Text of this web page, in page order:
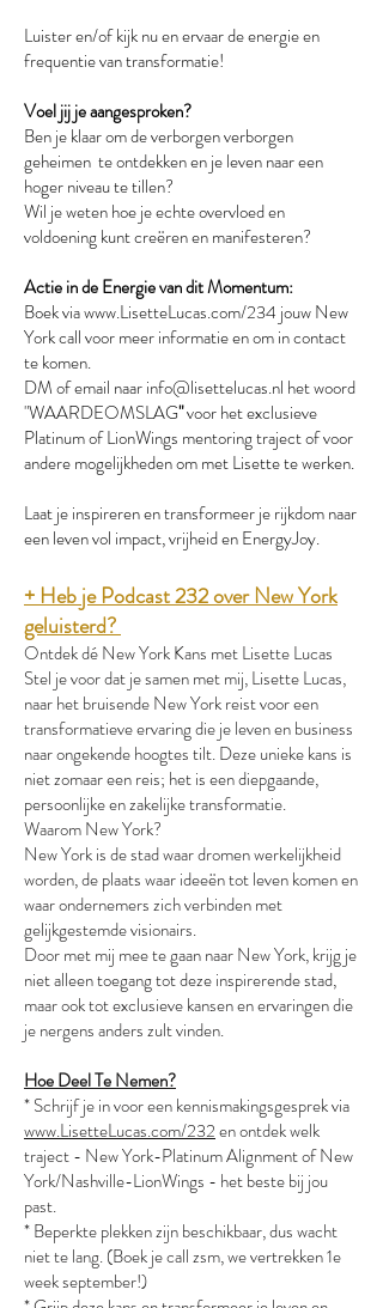
Luister en/of kijk nu en ervaar de energie en
frequentie van transformatie!
Voel jij je aangesproken?
Ben je klaar om de verborgen verborgen
geheimen te ontdekken en je leven naar een
hoger niveau te tillen?
Wil je weten hoe je echte overvloed en
voldoening kunt creëren en manifesteren?
Actie in de Energie van dit Momentum:
Boek viawww.LisetteLucas.com/234 jouw New
York call voor meer informatie en om in contact
te komen.
DM of email naarinfo@lisettelucas.nl het woord
"WAARDEOMSLAG"voor het exclusieve
Platinum of LionWings mentoring traject ofvoor
andere mogelijkheden om met Lisette te werken.
Laat je inspireren en transformeer je rijkdom naar
een leven vol impact, vrijheid en EnergyJoy.
+ Heb je Podcast 232 over New York
geluisterd?
Ontdek dé New York Kans met Lisette Lucas
Stel je voor dat je samen met mij, Lisette Lucas,
naar het bruisende New York reist voor een
transformatieve ervaring die je leven en business
naar ongekende hoogtes tilt. Deze unieke kans is
niet zomaar een reis; het is een diepgaande,
persoonlijke en zakelijke transformatie.
Waarom New York?
New York is de stad waar dromen werkelijkheid
worden, de plaats waar ideeën tot leven komen en
waar ondernemers zich verbinden met
gelijkgestemde visionairs.
Door met mij mee te gaan naar New York, krijg je
niet alleen toegang tot deze inspirerende stad,
maar ook tot exclusieve kansen en ervaringen die
je nergens anders zult vinden.
Hoe Deel Te Nemen?
* Schrijf je in voor een kennismakingsgesprek via
www.LisetteLucas.com/232en ontdek welk
traject - New York-Platinum Alignment of New
York/Nashville-LionWings - het beste bij jou
past.
* Beperkte plekken zijn beschikbaar, dus wacht
niet te lang. (Boek je call zsm, we vertrekken 1e
week september!)